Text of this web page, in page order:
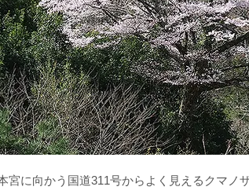
宮に向かう国道311号からよく見えるクマノ